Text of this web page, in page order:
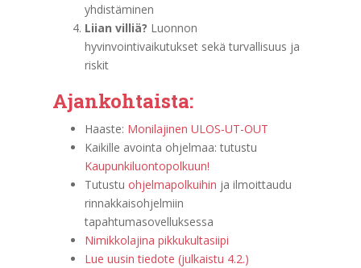
yhdistäminen
Liian villiä? Luonnon
hyvinvointivaikutukset sekä turvallisuus ja
riskit
Ajankohtaista:
Haaste: Monilajinen ULOS-UT-OUT
Kaikille avointa ohjelmaa: tutustu
Kaupunkiluontopolkuun!
Tutustu ohjelmapolkuihin ja ilmoittaudu
rinnakkaisohjelmiin
tapahtumasovelluksessa
Nimikkolajina pikkukultasiipi
Lue uusin tiedote (julkaistu 4.2.)